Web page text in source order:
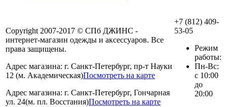
Copyright 2007-2017 © СПб ДЖИНС -
интернет-магазин одежды и аксессуаров. Все
права защищены.
Адрес магазина: г. Санкт-Петербург, пр-т Науки
12 (м. Академическая)Посмотреть на карте
Адрес магазина: г. Санкт-Петербург, Гончарная
ул. 24(м. пл. Восстания)Посмотреть на карте
+7 (812) 409-
53-05
Режим
работы:
Пн-Вс:
с 10:00
до
20:00